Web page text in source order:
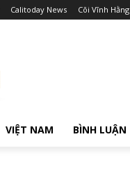
Calitoday News Cõi Vĩnh Hằng
VIỆT NAM BÌNH LUẬN